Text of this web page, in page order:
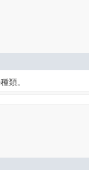
類。